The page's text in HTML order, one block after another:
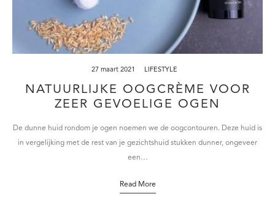
27 maart 2021 LIFESTYLE
NATUURLIJKE OOGCRÈME VOOR
ZEER GEVOELIGE OGEN
De dunne huid rondom je ogen noemen we de oogcontouren. Deze huid is
in vergelijking met de rest van je gezichtshuid stukken dunner, ongeveer
een…
Read More